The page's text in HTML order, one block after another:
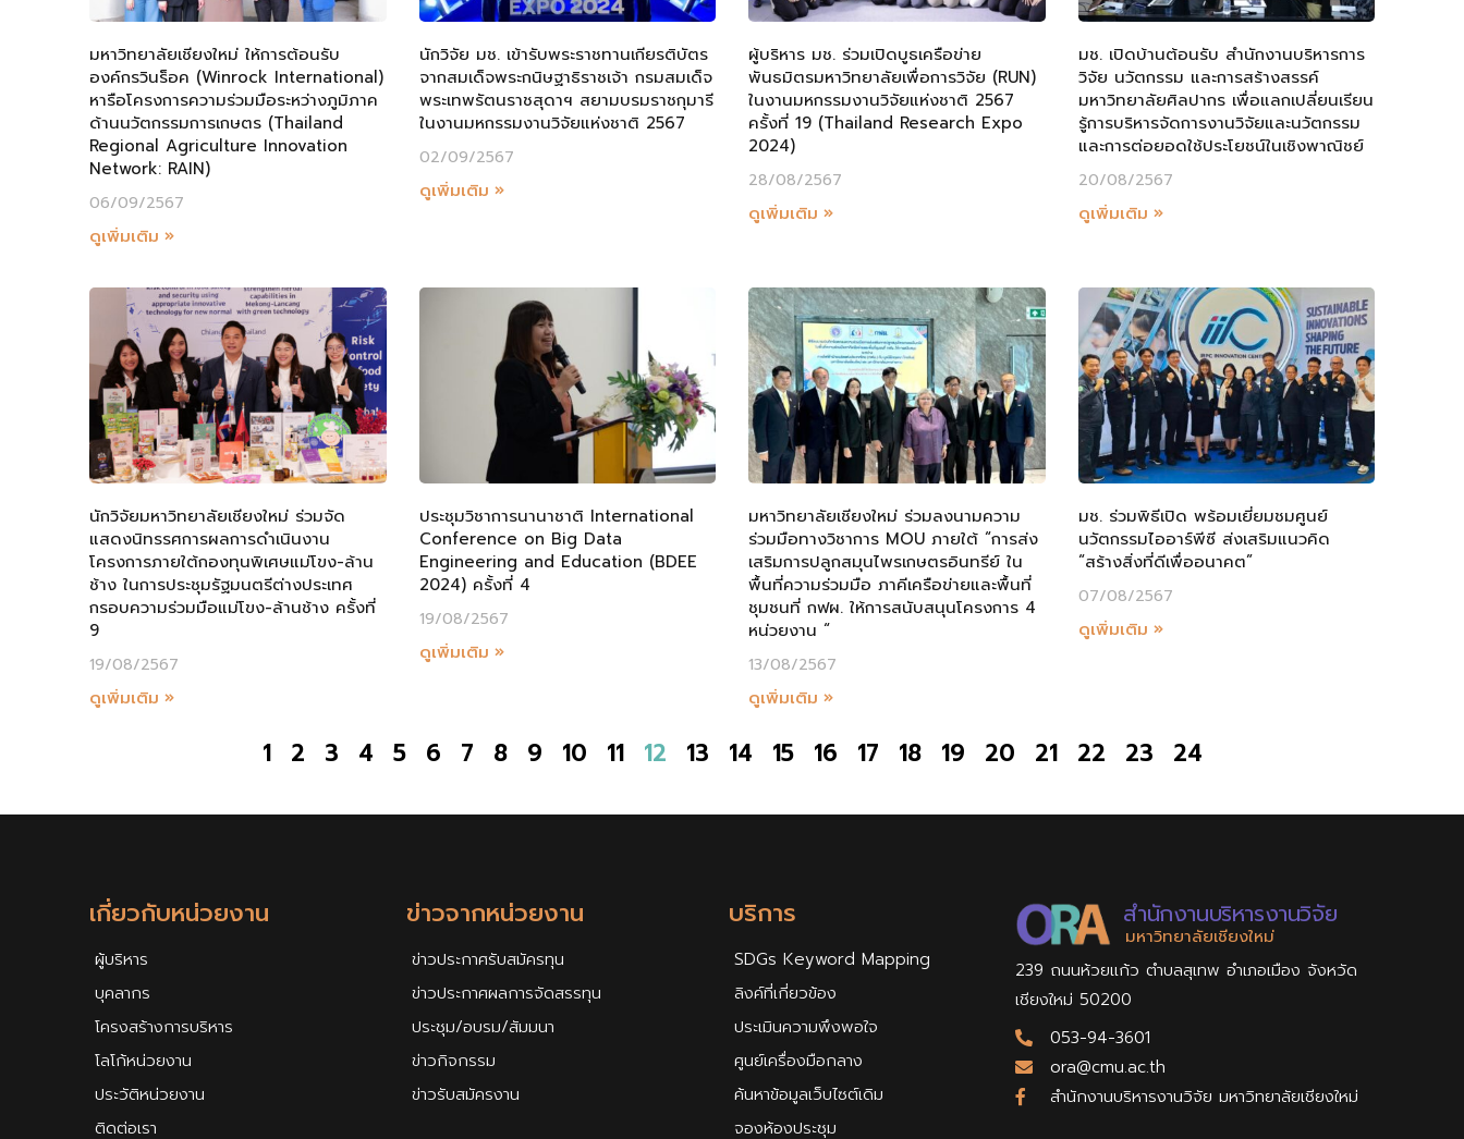
มหาวิทยาลัยเชียงใหม่ ให้การต้อนรับ
องค์กรวินร็อค (Winrock International)
หารือโครงการความร่วมมือระหว่างภูมิภาค
ด้านนวัตกรรมการเกษตร (Thailand
Regional Agriculture Innovation
Network: RAIN)
06/09/2567
ดูเพิ่มเติม »
นักวิจัย มช. เข้ารับพระราชทานเกียรติบัตร
จากสมเด็จพระกนิษฐาธิราชเจ้า กรมสมเด็จ
พระเทพรัตนราชสุดาฯ สยามบรมราชกุมารี
ในงานมหกรรมงานวิจัยแห่งชาติ 2567
02/09/2567
ดูเพิ่มเติม »
ผู้บริหาร มช. ร่วมเปิดบูธเครือข่าย
พันธมิตรมหาวิทยาลัยเพื่อการวิจัย (RUN)
ในงานมหกรรมงานวิจัยแห่งชาติ 2567
ครั้งที่ 19 (Thailand Research Expo
2024)
28/08/2567
ดูเพิ่มเติม »
มช. เปิดบ้านต้อนรับ สำนักงานบริหารการ
วิจัย นวัตกรรม และการสร้างสรรค์
มหาวิทยาลัยศิลปากร เพื่อแลกเปลี่ยนเรียน
รู้การบริหารจัดการงานวิจัยและนวัตกรรม
และการต่อยอดใช้ประโยชน์ในเชิงพาณิชย์
20/08/2567
ดูเพิ่มเติม »
นักวิจัยมหาวิทยาลัยเชียงใหม่ ร่วมจัด
แสดงนิทรรศการผลการดำเนินงาน
โครงการภายใต้กองทุนพิเศษแม่โขง-ล้าน
ช้าง ในการประชุมรัฐมนตรีต่างประเทศ
กรอบความร่วมมือแม่โขง-ล้านช้าง ครั้งที่
9
19/08/2567
ดูเพิ่มเติม »
ประชุมวิชาการนานาชาติ International
Conference on Big Data
Engineering and Education (BDEE
2024) ครั้งที่ 4
19/08/2567
ดูเพิ่มเติม »
มหาวิทยาลัยเชียงใหม่ ร่วมลงนามความ
ร่วมมือทางวิชาการ MOU ภายใต้ “การส่ง
เสริมการปลูกสมุนไพรเกษตรอินทรีย์ ใน
พื้นที่ความร่วมมือ ภาคีเครือข่ายและพื้นที่
ชุมชนที่ กฟผ. ให้การสนับสนุนโครงการ 4
หน่วยงาน “
13/08/2567
ดูเพิ่มเติม »
มช. ร่วมพิธีเปิด พร้อมเยี่ยมชมศูนย์
นวัตกรรมไออาร์พีซี ส่งเสริมแนวคิด
“สร้างสิ่งที่ดีเพื่ออนาคต”
07/08/2567
ดูเพิ่มเติม »
1 2 3 4 5 6 7 8 9 10 11 12 13 14 15 16 17 18 19 20 21 22 23 24
เกี่ยวกับหน่วยงาน
ผู้บริหาร
บุคลากร
โครงสร้างการบริหาร
โลโก้หน่วยงาน
ประวัติหน่วยงาน
ติดต่อเรา
ข่าวจากหน่วยงาน
ข่าวประกาศรับสมัครทุน
ข่าวประกาศผลการจัดสรรทุน
ประชุม/อบรม/สัมมนา
ข่าวกิจกรรม
ข่าวรับสมัครงาน
บริการ
SDGs Keyword Mapping
ลิงค์ที่เกี่ยวข้อง
ประเมินความพึงพอใจ
ศูนย์เครื่องมือกลาง
ค้นหาข้อมูลเว็บไซต์เดิม
จองห้องประชุม
สำนักงานบริหารงานวิจัย
มหาวิทยาลัยเชียงใหม่
239 ถนนห้วยแก้ว ตำบลสุเทพ อำเภอเมือง จังหวัด
เชียงใหม่ 50200
053-94-3601
ora@cmu.ac.th
สำนักงานบริหารงานวิจัย มหาวิทยาลัยเชียงใหม่